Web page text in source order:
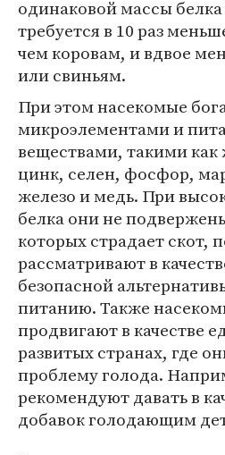
одинаковой массы
требуется в 10 раз
чем коровам, и вдвое
или свиньям.
При этом насекомые
микроэлементами и
веществами, такими
цинк, селен, фосфор,
железо и медь. При
белка они не
которых страдает скот,
рассматривают в
безопасной
питанию. Также
продвигают в качестве
развитых странах, где
проблему голода.
рекомендуют давать в
добавок голодающим